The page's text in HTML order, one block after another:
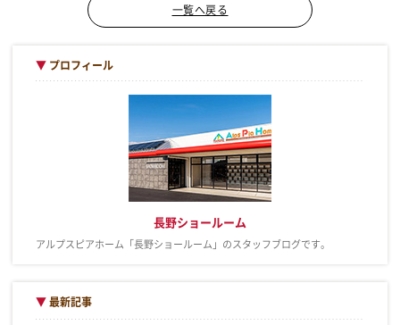
一覧へ戻る
▼ プロフィール
長野ショールーム
アルプスピアホーム「長野ショールーム」のスタッフブログです。
▼最新記事